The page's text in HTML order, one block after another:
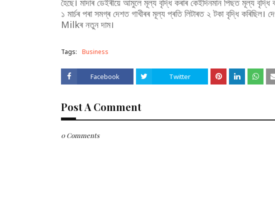
হৈছে। মাদাৰ ডেইৰীয়ে আমুলে মূল্য বৃদ্ধি কৰাৰ কেইদিনমান পিছত মূল্য
১ মাৰ্চৰ পৰা সমগ্ৰ দেশত গাখীৰৰ মূল্য প্ৰতি লিটাৰত ২ টকা বৃদ্ধি
Milkৰ নতুন দাম।
Tags: Business
Facebook Twitter
Post A Comment
0 Comments